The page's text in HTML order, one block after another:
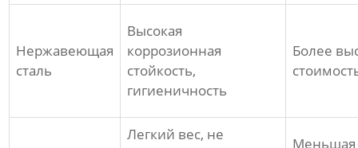
Нержавеющая
сталь
Высокая
коррозионная
стойкость,
гигиеничность
Более
Легкий вес, не
Меньшая